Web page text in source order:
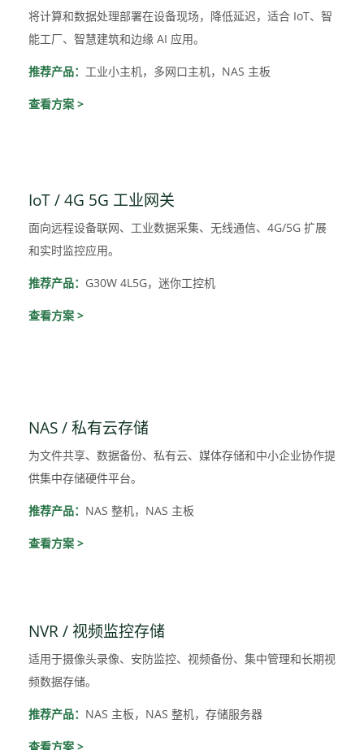
将计算和数据处理部署在设备现场，降低延迟，适合 IoT、智
能工厂、智慧建筑和边缘 AI 应用。
推荐产品： 工业小主机，多网口主机，NAS 主板
查看方案 >
IoT / 4G 5G 工业网关
面向远程设备联网、工业数据采集、无线通信、4G/5G 扩展
和实时监控应用。
推荐产品： G30W 4L5G，迷你工控机
查看方案 >
NAS / 私有云存储
为文件共享、数据备份、私有云、媒体存储和中小企业协作提
供集中存储硬件平台。
推荐产品： NAS 整机，NAS 主板
查看方案 >
NVR / 视频监控存储
适用于摄像头录像、安防监控、视频备份、集中管理和长期视
频数据存储。
推荐产品： NAS 主板，NAS 整机，存储服务器
查看方案 >